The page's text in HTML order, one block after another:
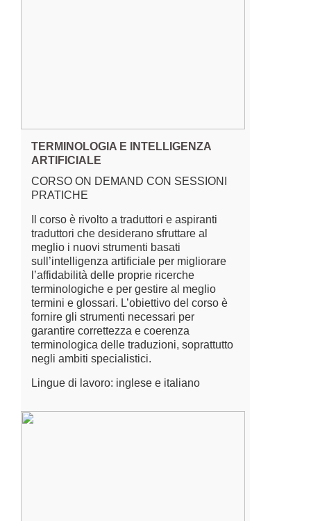
TERMINOLOGIA E INTELLIGENZA
ARTIFICIALE
CORSO ON DEMAND CON SESSIONI
PRATICHE
Il corso è rivolto a traduttori e aspiranti
traduttori che desiderano sfruttare al
meglio i nuovi strumenti basati
sull’intelligenza artificiale per migliorare
l’affidabilità delle proprie ricerche
terminologiche e per gestire al meglio
termini e glossari. L’obiettivo del corso è
fornire gli strumenti necessari per
garantire correttezza e coerenza
terminologica delle traduzioni, soprattutto
negli ambiti specialistici.
Lingue di lavoro: inglese e italiano